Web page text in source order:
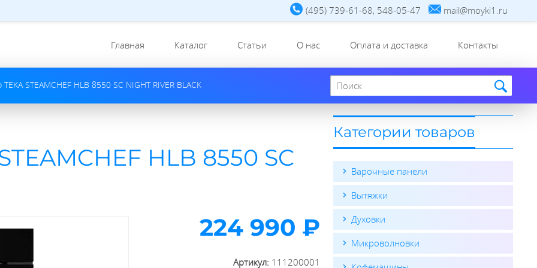
(495) 739-61-68, 548-05-47 mail@moyki1.ru
Главная Каталог Статьи О нас Оплата и доставка Контакты
STEAMCHEF HLB 8550 SC NIGHT RIVER BLACK
Поиск по сайту
HLB 8550 SC
224 990 ₽
Артикул: 111200001
Категории товаров
Варочные панели
Вытяжки
Духовки
Микроволновки